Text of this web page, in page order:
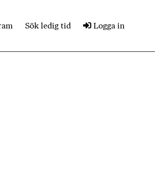
Sök ledig tid Logga in